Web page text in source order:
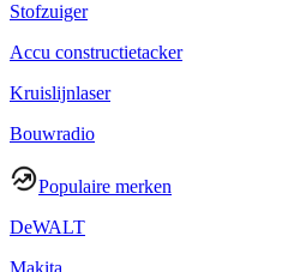
Stofzuiger
Accu constructietacker
Kruislijnlaser
Bouwradio
Populaire merken
DeWALT